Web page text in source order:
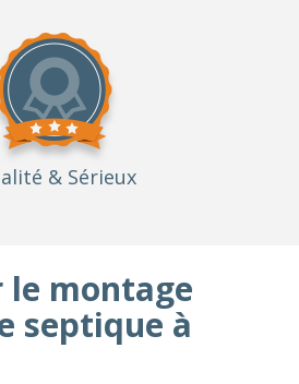
& Sérieux
le montage
septique à